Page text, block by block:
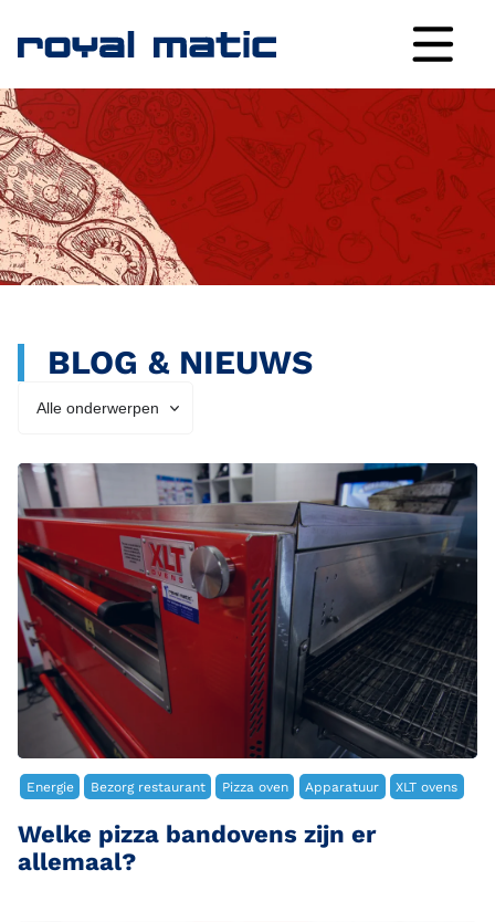
BLOG & NIEUWS
Energie Bezorg restaurant Pizza oven Apparatuur XLT ovens
Welke pizza bandovens zijn er
allemaal?